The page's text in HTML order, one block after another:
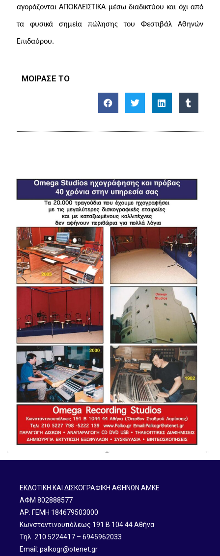
αγοράζονται ΑΠΟΚΛΕΙΣΤΙΚΑ μέσω διαδικτύου και όχι από
τα φυσικά σημεία πώλησης του Φεστιβάλ Αθηνών
Επιδαύρου.
ΜΟΙΡΑΣΕ ΤΟ
ΕΚΔΟΤΙΚΗ ΚΑΙ ΔΙΣΚΟΓΡΑΦΙΚΗ ΑΘΗΝΩΝ ΑΜΚΕ
ΑΦΜ 802888577
ΑΡ. ΓΕΜΗ 184679503000
Κωνσταντινουπόλεως 191 B 104 44 Αθήνα
Τηλ. 210 5224417 – 6945962033
Email: palkogr@otenet.gr